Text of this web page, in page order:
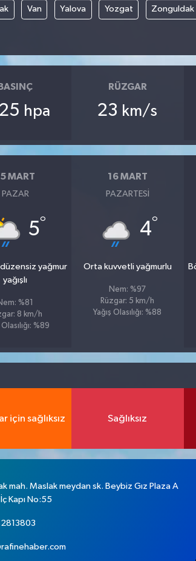
Van Yalova Yozgat Zonguldak
BASINÇ
hpa
RÜZGAR
23 km/s
MART
PAZAR
5°
yağmur
yağışlı
%81
8 km/h
Olasılığı: %89
16 MART
PAZARTESI
4°
Orta kuvvetli yağmurlu
Nem: %97
Rüzgar: 5 km/h
Yağış Olasılığı: %88
için sağlıksız Sağlıksız
mah. Maslak meydan sk. Beybiz Gız Plaza A
Kapı No:55